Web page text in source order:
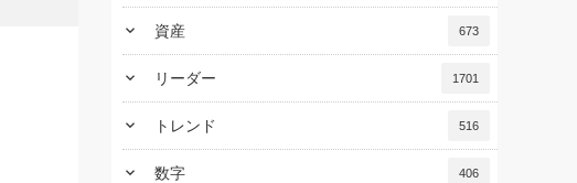
keyboard_arrow_down 資産 673
keyboard_arrow_down リーダー 1701
keyboard_arrow_down トレンド 516
keyboard_arrow_down 数字 406